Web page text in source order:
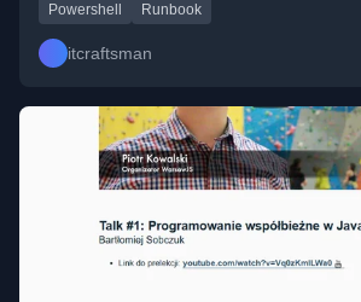
Powershell
Runbook
itcraftsman